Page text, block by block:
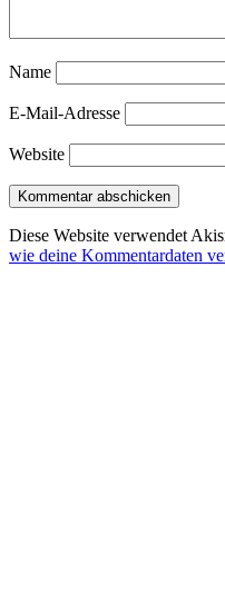
Name
E-Mail-Adresse
Website
Diese Website verwendet
wie deine Kommentardaten